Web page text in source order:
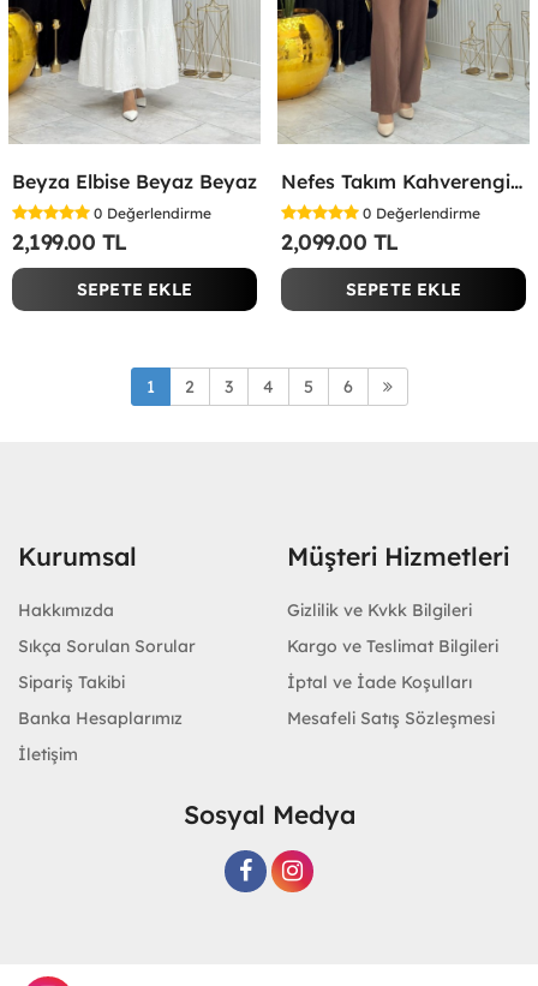
Beyza Elbise Beyaz Beyaz
0 Değerlendirme
2,199.00 TL
SEPETE EKLE
Nefes Takım Kahverengi Kahverengi
0 Değerlendirme
2,099.00 TL
SEPETE EKLE
1 2 3 4 5 6
Kurumsal
Hakkımızda
Sıkça Sorulan Sorular
Sipariş Takibi
Banka Hesaplarımız
İletişim
Müşteri Hizmetleri
Gizlilik ve Kvkk Bilgileri
Kargo ve Teslimat Bilgileri
İptal ve İade Koşulları
Mesafeli Satış Sözleşmesi
Sosyal Medya